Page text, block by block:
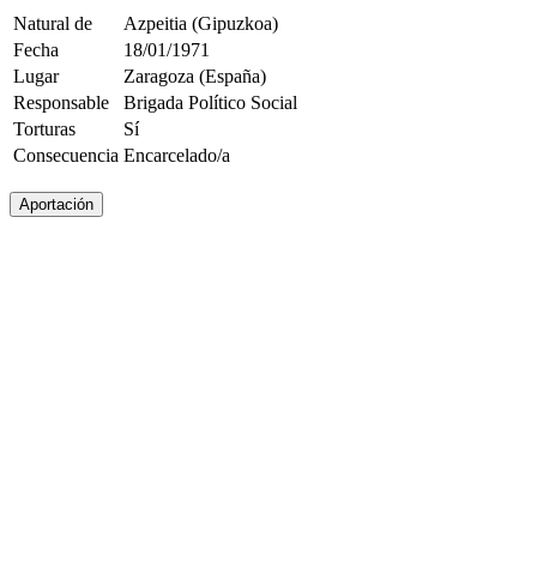
Natural de
Azpeitia (Gipuzkoa)
Fecha
18/01/1971
Lugar
Zaragoza (España)
Responsable
Brigada Político Social
Torturas
Sí
Consecuencia Encarcelado/a